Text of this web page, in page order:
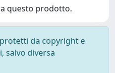
questo prodotto.
da copyright e
salvo diversa